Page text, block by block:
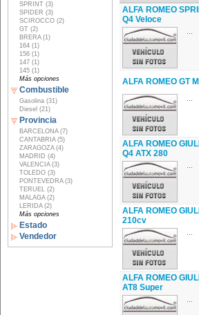
SPRINT (3)
SPIDER (3)
SCIROCCO (2)
GT (2)
BRERA (1)
164 (1)
156 (1)
147 (1)
145 (1)
Más opciones
Combustible
Gasolina (31)
Diesel (21)
Provincia
BARCELONA (7)
CANTABRIA (5)
ZARAGOZA (4)
MADRID (4)
VALENCIA (3)
TOLEDO (3)
PONTEVEDRA (3)
TERUEL (2)
MALAGA (2)
LERIDA (2)
Más opciones
Estado
Vendedor
ALFA ROMEO
Q4 Veloce
ALFA ROMEO GT
ALFA ROMEO
Q4 ATX 280
ALFA ROMEO
210cv
ALFA ROMEO
AT8 Super